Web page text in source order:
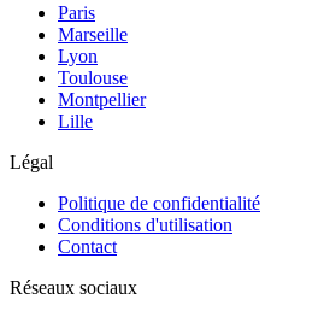
Paris
Marseille
Lyon
Toulouse
Montpellier
Lille
Légal
Politique de confidentialité
Conditions d'utilisation
Contact
Réseaux sociaux